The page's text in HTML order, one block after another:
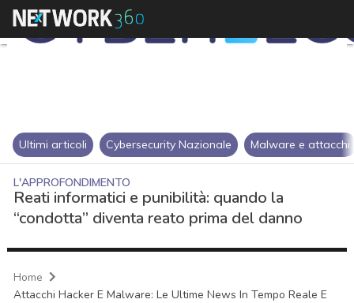
Ultimi articoli Cybersecurity Nazionale Malware e attacchi
L'APPROFONDIMENTO
Reati informatici e punibilità: quando la
“condotta” diventa reato prima del danno
Home
Attacchi Hacker E Malware: Le Ultime News In Tempo Reale E